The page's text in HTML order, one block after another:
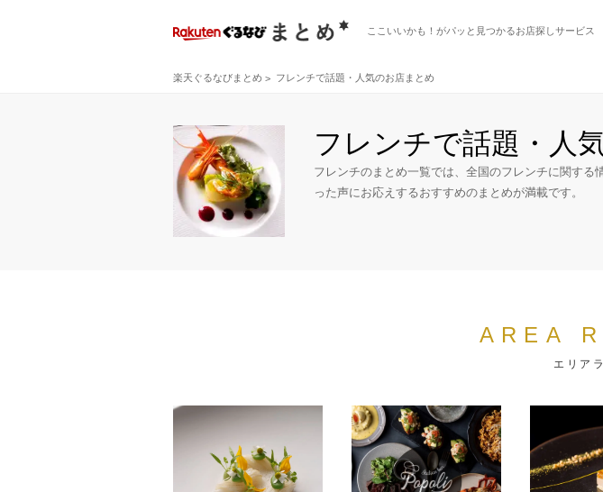
ここいいかも！がパッと見つかるお店探しサービス
楽天ぐるなびまとめ フレンチで話題・人気のお店まとめ
フレンチで話題・人
フレンチのまとめ一覧では、全国のフレンチに関す
った声にお応えするおすすめのまとめが満載です。
AREA
エリア